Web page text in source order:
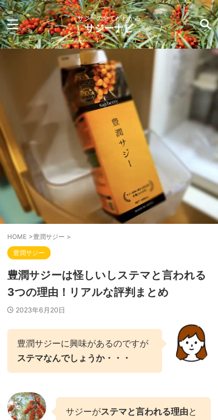
サジーの全てがわかる
サジーナビ
HOME >豊潤サジー >
豊潤サジー
豊潤サジーは怪しいしステマと言われる
3つの理由！リアルな評判まとめ
2023年6月20日
豊潤サジーに興味があるのですが
ステマなんでしょうか・・・
サジーがステマと言われる理由と